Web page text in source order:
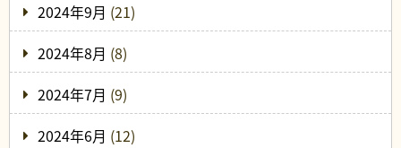
2024年9月 (21)
2024年8月 (8)
2024年7月 (9)
2024年6月 (12)